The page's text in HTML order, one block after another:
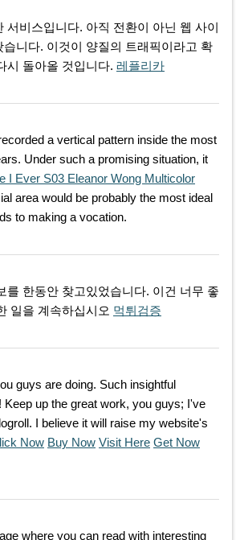
서비스입니다. 아직 전환이 아닌 웹 사이
습니다. 이것이 양질의 트래픽이라고 확
시 돌아올 것입니다. 레플리카
a vertical pattern inside the most
Under such a promising situation, it
I Ever S03 Eleanor Wong Multicolor
area would be probably the most ideal
to making a vocation.
를 한동안 찾고있었습니다. 이건 너무 좋
일을 계속하십시오 먹튀검증
guys are doing. Such insightful
Keep up the great work, you guys; I've
I believe it will raise my website's
Now Buy Now Visit Here Get Now
where you can read with interesting